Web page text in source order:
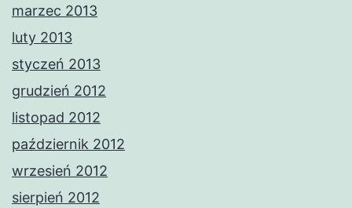
marzec 2013
luty 2013
styczeń 2013
grudzień 2012
listopad 2012
październik 2012
wrzesień 2012
sierpień 2012